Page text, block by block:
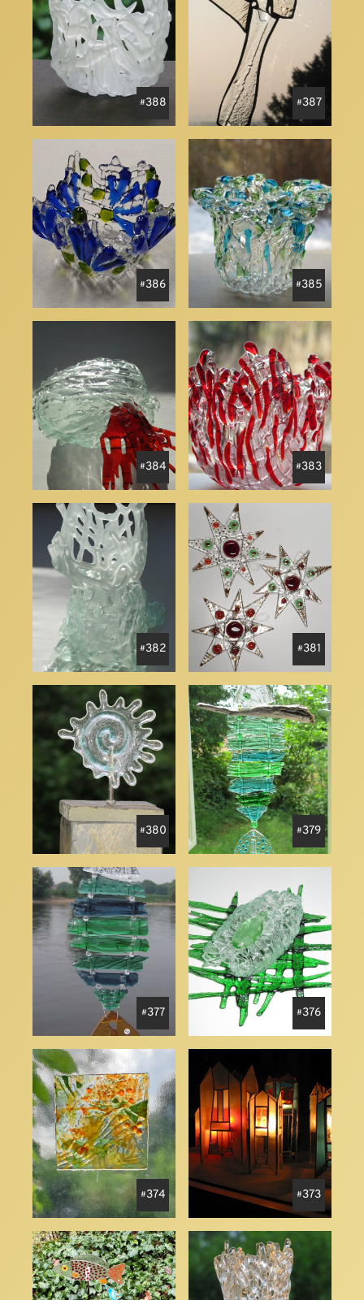
388 387
386 385
384 383
382 381
380 379
377 376
374 373